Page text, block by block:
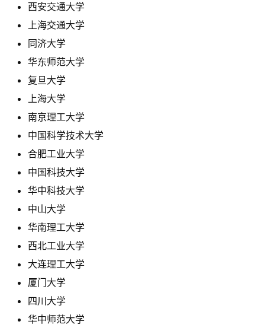
西安交通大学
上海交通大学
同济大学
华东师范大学
复旦大学
上海大学
南京理工大学
中国科学技术大学
合肥工业大学
中国科技大学
华中科技大学
中山大学
华南理工大学
西北工业大学
大连理工大学
厦门大学
四川大学
华中师范大学